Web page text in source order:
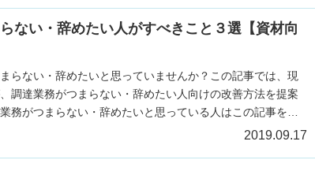
ない・辞めたい人がすべきこと３選【資材向
らない・辞めたいと思っていませんか？この記事では、現
調達業務がつまらない・辞めたい人向けの改善方法を提案
務がつまらない・辞めたいと思っている人はこの記事をご
2019.09.17